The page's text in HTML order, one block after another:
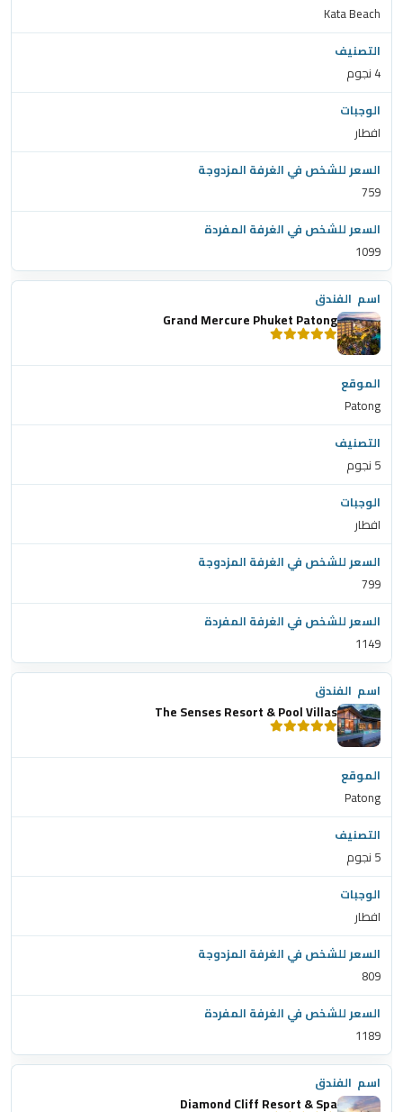
Kata Beach
4 نجوم
افطار
759
1099
Grand Mercure Phuket Patong
Patong
5 نجوم
افطار
799
1149
The Senses Resort & Pool Villas
Patong
5 نجوم
افطار
809
1189
Diamond Cliff Resort & Spa